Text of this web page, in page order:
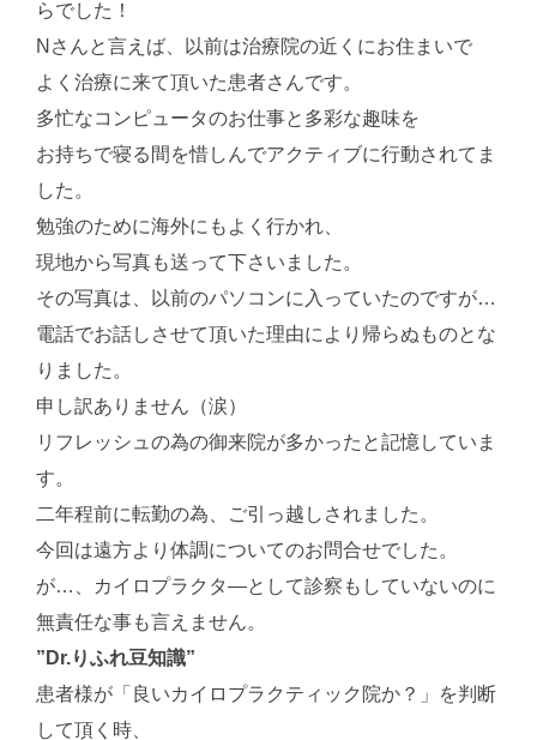
らでした！
Nさんと言えば、以前は治療院の近くにお住まいで
よく治療に来て頂いた患者さんです。
多忙なコンピュータのお仕事と多彩な趣味を
お持ちで寝る間を惜しんでアクティブに行動されてま
した。
勉強のために海外にもよく行かれ、
現地から写真も送って下さいました。
その写真は、以前のパソコンに入っていたのですが…
電話でお話しさせて頂いた理由により帰らぬものとな
りました。
申し訳ありません（涙）
リフレッシュの為の御来院が多かったと記憶していま
す。
二年程前に転勤の為、ご引っ越しされました。
今回は遠方より体調についてのお問合せでした。
が…、カイロプラクタ—として診察もしていないのに
無責任な事も言えません。
”Dr.りふれ豆知識”
患者様が「良いカイロプラクティック院か？」を判断
して頂く時、